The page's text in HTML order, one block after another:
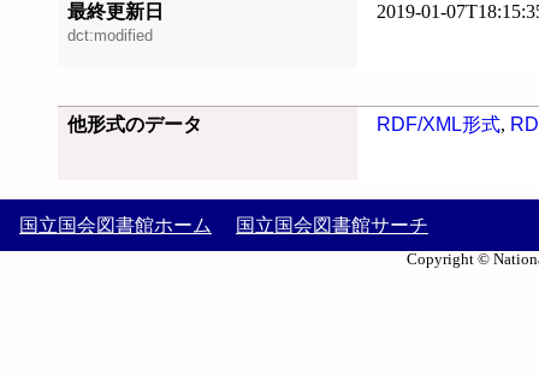
最終更新日
dct:modified
2019-01-
他形式のデータ RDF/XML形式,
国立国会図書館ホーム 国立国会図書館サーチ
Copyright ©